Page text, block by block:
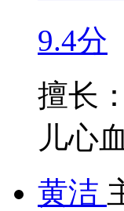
9.4分
擅长
儿心
黄洁